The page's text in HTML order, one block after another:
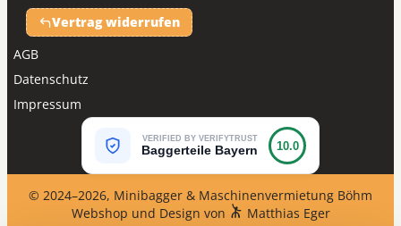
Vertrag widerrufen
AGB
Datenschutz
Impressum
VERIFIED BY VERIFYTRUST
Baggerteile Bayern 10.0
© 2024–2026, Minibagger & Maschinenvermietung Böhm
Webshop und Design von
Matthias Eger